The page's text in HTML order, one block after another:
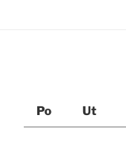
Po
Ut